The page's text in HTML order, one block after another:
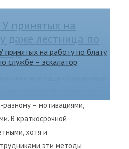
принятых на работу по блату
службе – эскалатор
У принятых на
даже лестница по
все чаще сталкиваюсь
работать. Проблему эту
– мотивациями,
В краткосрочной
хотя и
эти методы